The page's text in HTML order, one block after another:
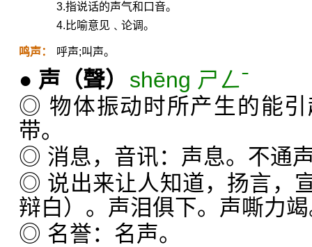
3.指说话的声气和口音。
4.比喻意见﹑论调。
鸣声： 呼声;叫声。
● 声 （聲）
shēng ㄕㄥˉ
◎ 物体振动时所产生的能
带。
◎ 消息，音讯：声息。不通
◎ 说出来让人知道，扬言，
辩白）。声泪俱下。声嘶力
◎ 名誉：名声。